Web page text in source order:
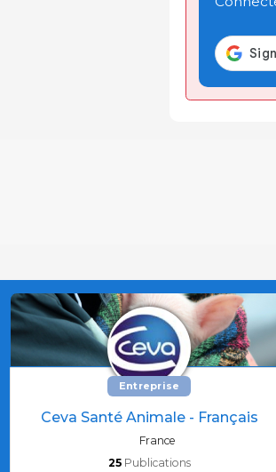
Entreprise
Ceva Santé Animale - Français
France
25 Publications